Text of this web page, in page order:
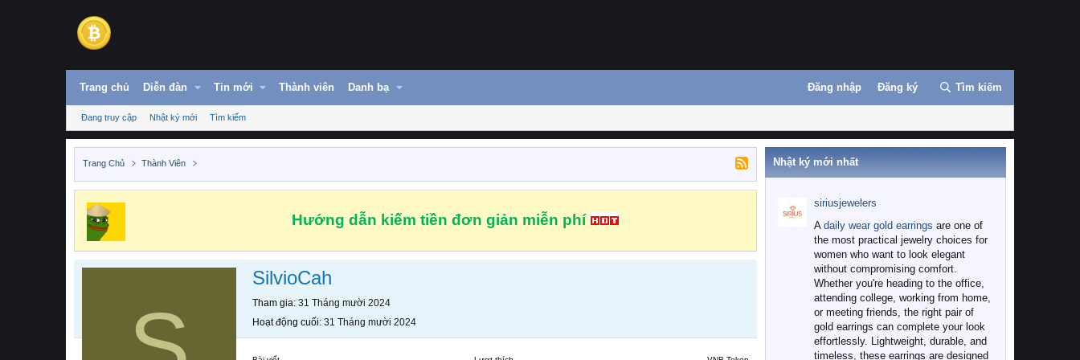
Trang chủ Diễn đàn Tin mới Thành viên Danh bạ Đăng nhập Đăng ký Tìm kiếm
Đang truy cập Nhật ký mới Tìm kiếm
Trang Chủ Thành Viên
Hướng dẫn kiếm tiền đơn giản miễn phí
SilvioCah
Tham gia 31 Tháng mười 2024
Hoạt động cuối 31 Tháng mười 2024
Nhật ký mới nhất
siriusjewelers
A daily wear gold earrings are one of
the most practical jewelry choices for
women who want to look elegant
without compromising comfort.
Whether you're heading to the office,
attending college, working from home,
or meeting friends, the right pair of
gold earrings can complete your look
effortlessly. Lightweight, durable, and
timeless, these earrings are designed